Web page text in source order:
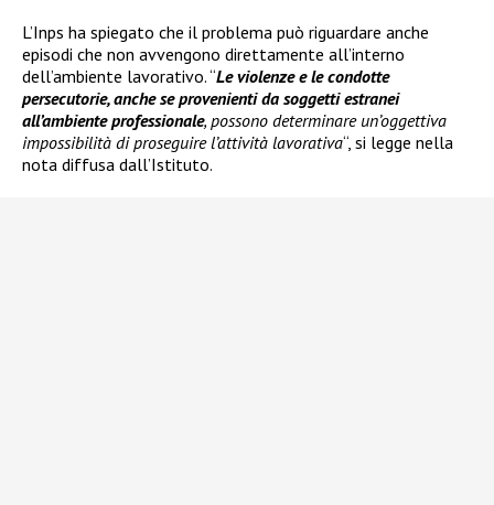
L’Inps ha spiegato che il problema può riguardare anche
episodi che non avvengono direttamente all’interno
dell’ambiente lavorativo. “Le violenze e le condotte
persecutorie, anche se provenienti da soggetti estranei
all’ambiente professionale, possono determinare un’oggettiva
impossibilità di proseguire l’attività lavorativa“, si legge nella
nota diffusa dall’Istituto.